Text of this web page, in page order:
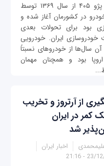
تولید پژو ۴۰۵ از سال ۱۳۶۹ توسط
در کشورمان آغاز شده و
بود برای تحولات بعدی
ایران. خودرویی
سال‌ها از خودروهای نسبتاً
بود و همچنان مهمان
از آرتروز و تخریب
کمر در ایران
شد
اخبار ایران
23/12/